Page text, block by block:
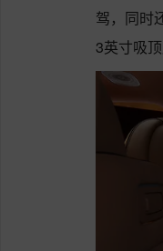
驾，同时
3英寸吸